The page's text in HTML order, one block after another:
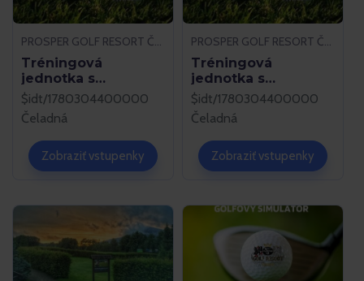
PROSPER GOLF RESORT ČELADNÁ
Tréningová
jednotka s
Gonzalom
Sánchezom
$idt/1780304400000
Čeladná
Zobraziť vstupenky
PROSPER GOLF RESORT ČELADNÁ
Tréningová
jednotka s
Martinom Besedom
$idt/1780304400000
Čeladná
Zobraziť vstupenky